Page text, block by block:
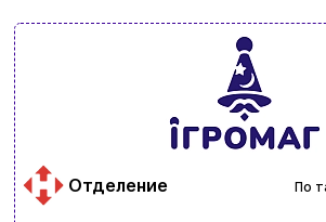
Отделение По